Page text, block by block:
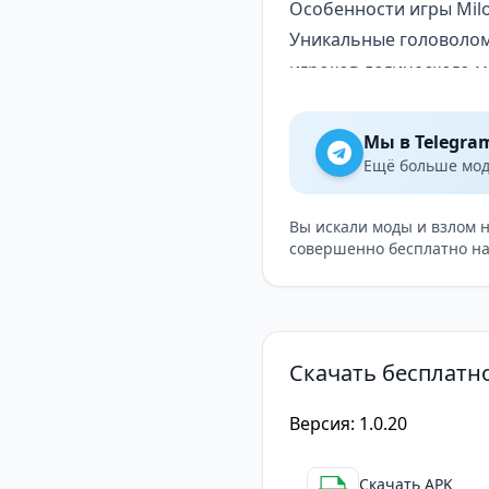
Особенности игры
Уникальные
игроков логического
сопровождением, что
Разнообразие
имеет свои
Интерактивное
предметы и
игровой процесс.
Регулярные
Milo and the Magpies
игрокам
Мы в
Ещё больше
Вы искали моды и взлом
совершенно бесплатно
Скачать
Версия: 1.0.20
Скачать APK